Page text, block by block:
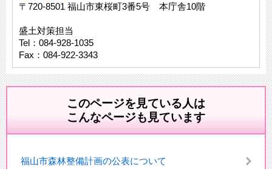
〒720-8501 福山市東桜町3番5号 本庁舎10階
盛土対策担当
Tel：084-928-1035
Fax：084-922-3343
このページを見ている人は
こんなページも見ています
福山市森林整備計画の公表について